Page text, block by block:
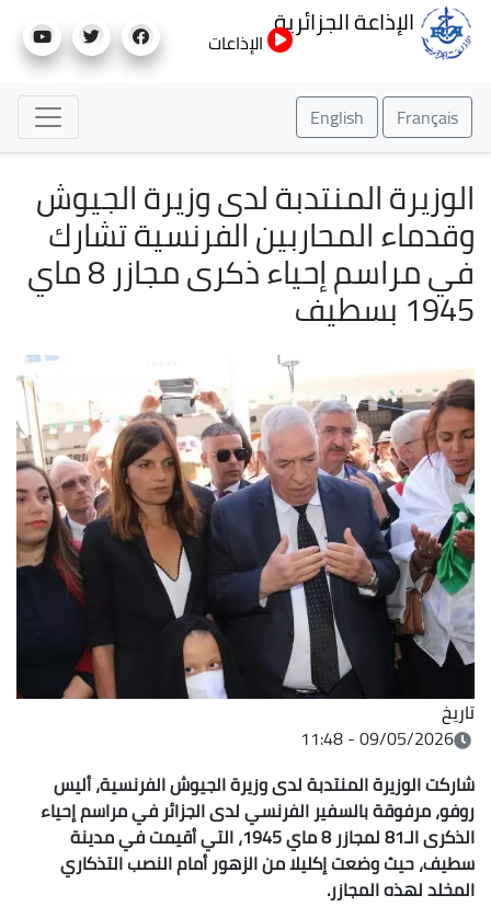
إلى
الإذاعة الجزائرية
الإذاعات
Français
English
الوزيرة المنتدبة لدى وزيرة الجيوش
وقدماء المحاربين الفرنسية تشارك
في مراسم إحياء ذكرى مجازر 8 ماي
1945 بسطيف
تاريخ
09/05/2026 - 11:48
شاركت الوزيرة المنتدبة لدى وزيرة الجيوش الفرنسية، أليس
روفو، مرفوقة بالسفير الفرنسي لدى الجزائر في مراسم إحياء
الذكرى الـ81 لمجازر 8 ماي 1945، التي أقيمت في مدينة
سطيف، حيث وضعت إكليلا من الزهور أمام النصب التذكاري
المخلد لهذه المجازر.